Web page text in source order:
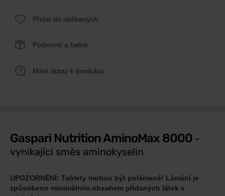
Přidat do oblíbených
Poštovné a balné
Mám dotaz k produktu
Gaspari Nutrition AminoMax 8000 -
vynikající směs aminokyselin
UPOZORNĚNÍ: Tablety mohou být polámané! Lámání je
způsobeno minimálním obsahem přidaných látek v